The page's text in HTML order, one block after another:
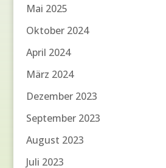
Mai 2025
Oktober 2024
April 2024
März 2024
Dezember 2023
September 2023
August 2023
Juli 2023